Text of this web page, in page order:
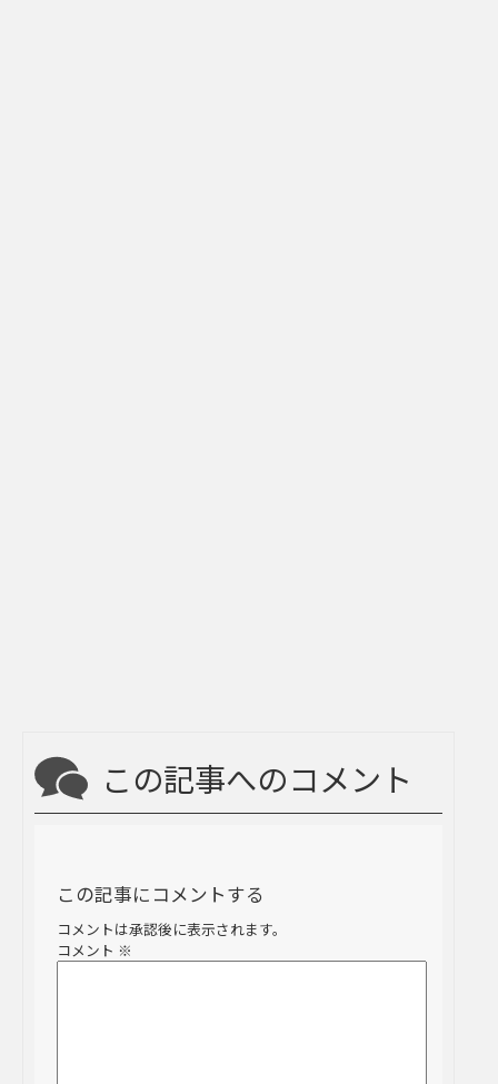
この記事へのコメント
この記事にコメントする
コメントは承認後に表示されます。
コメント ※